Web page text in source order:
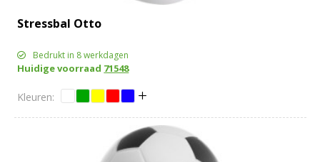
Stressbal Otto
Bedrukt in 8 werkdagen
Huidige voorraad 71548